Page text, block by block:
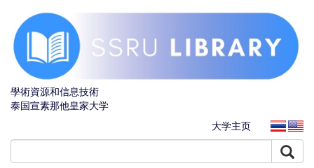
學術資源和信息技術
泰国宣素那他皇家大学
大学主页